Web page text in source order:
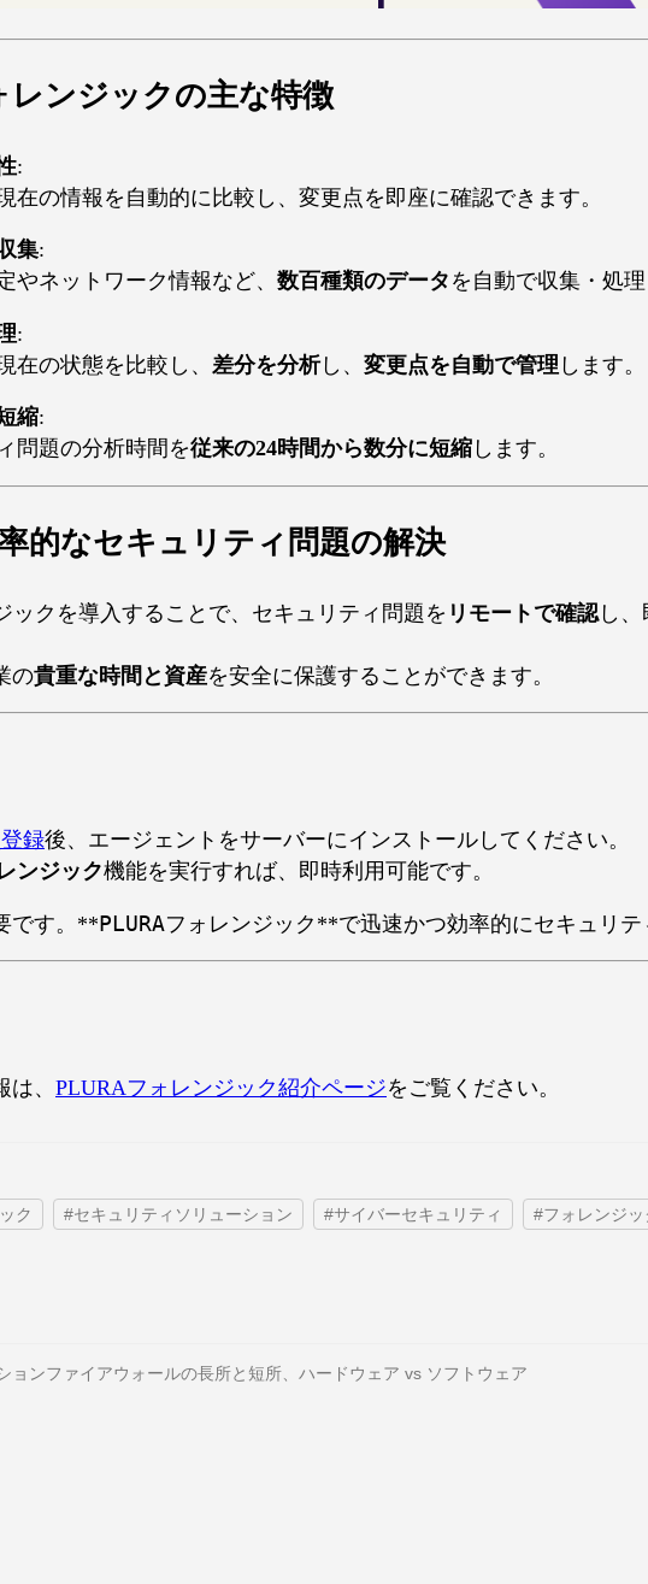
レンジックの主な特徴
:
在の情報を自動的に比較し、変更点を即座に確認できます。
集:
やネットワーク情報など、 数百種類のデータ を自動で収集・処
:
在の状態を比較し、 差分を分析し、 変更点を自動で管理 します。
縮:
問題の分析時間を従来の24時間から数分に短縮 します。
的なセキュリティ問題の解決
ック を導入することで、セキュリティ問題を リモートで確認 し
の貴重な時間と資産を安全に保護することができます。
録後、エージェントをサーバーにインストールしてください。
ンジック機能を実行すれば、即時利用可能です。
です。**PLURAフォレンジック **で迅速かつ効率的にセキュリ
、 PLURAフォレンジック紹介ページをご覧ください。
ク #セキュリティソリューション #サイバーセキュリティ
#フォレンジッ
ョンファイアウォールの長所と短所、ハードウェア vs ソフトウェア